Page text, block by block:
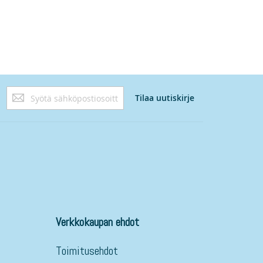
Tilaa
uutiskirjeemme:
Tilaa uutiskirje
Verkkokaupan ehdot
Toimitusehdot